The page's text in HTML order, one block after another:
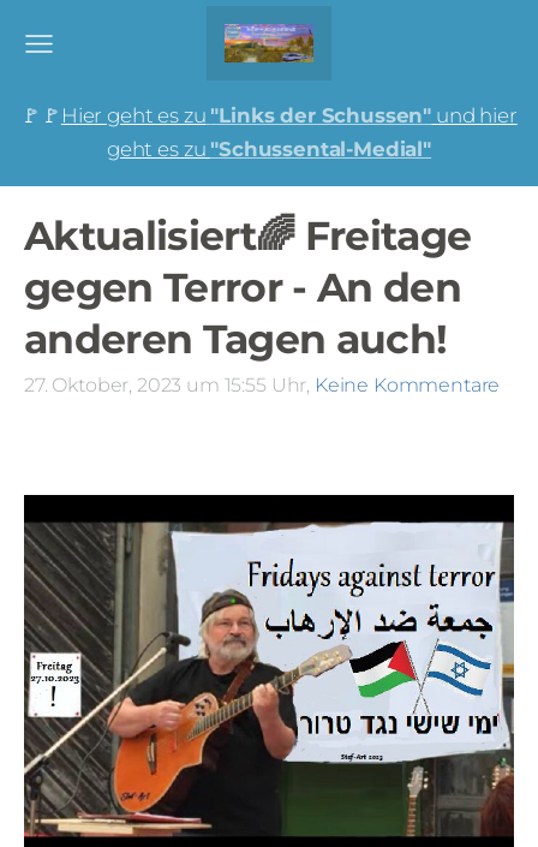
🚩🚩 Hier geht es zu "Links der Schussen" und hier
geht es zu "Schussental-Medial"
Aktualisiert🌈 Freitage
gegen Terror - An den
anderen Tagen auch!
27. Oktober, 2023 um 15:55 Uhr, Keine Kommentare